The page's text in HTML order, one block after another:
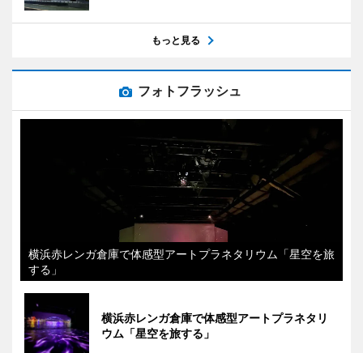
もっと見る
フォトフラッシュ
横浜赤レンガ倉庫で体感型アートプラネタリウム「星空を旅
する」
横浜赤レンガ倉庫で体感型アートプラネタリ
ウム「星空を旅する」